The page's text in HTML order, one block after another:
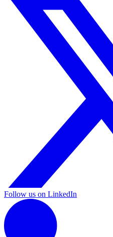
Follow us on LinkedIn